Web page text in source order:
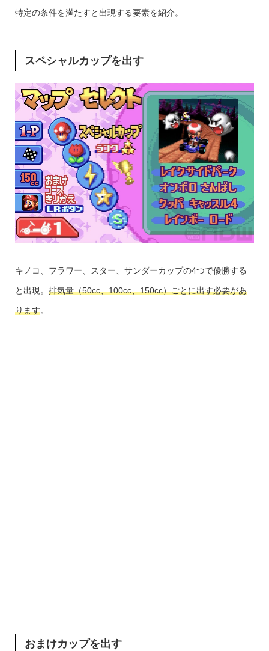
特定の条件を満たすと出現する要素を紹介。
スペシャルカップを出す
キノコ、フラワー、スター、サンダーカップの4つで優勝する
と出現。 排気量（50cc、100cc、150cc）ごとに出す必要があ
ります。
おまけカップを出す